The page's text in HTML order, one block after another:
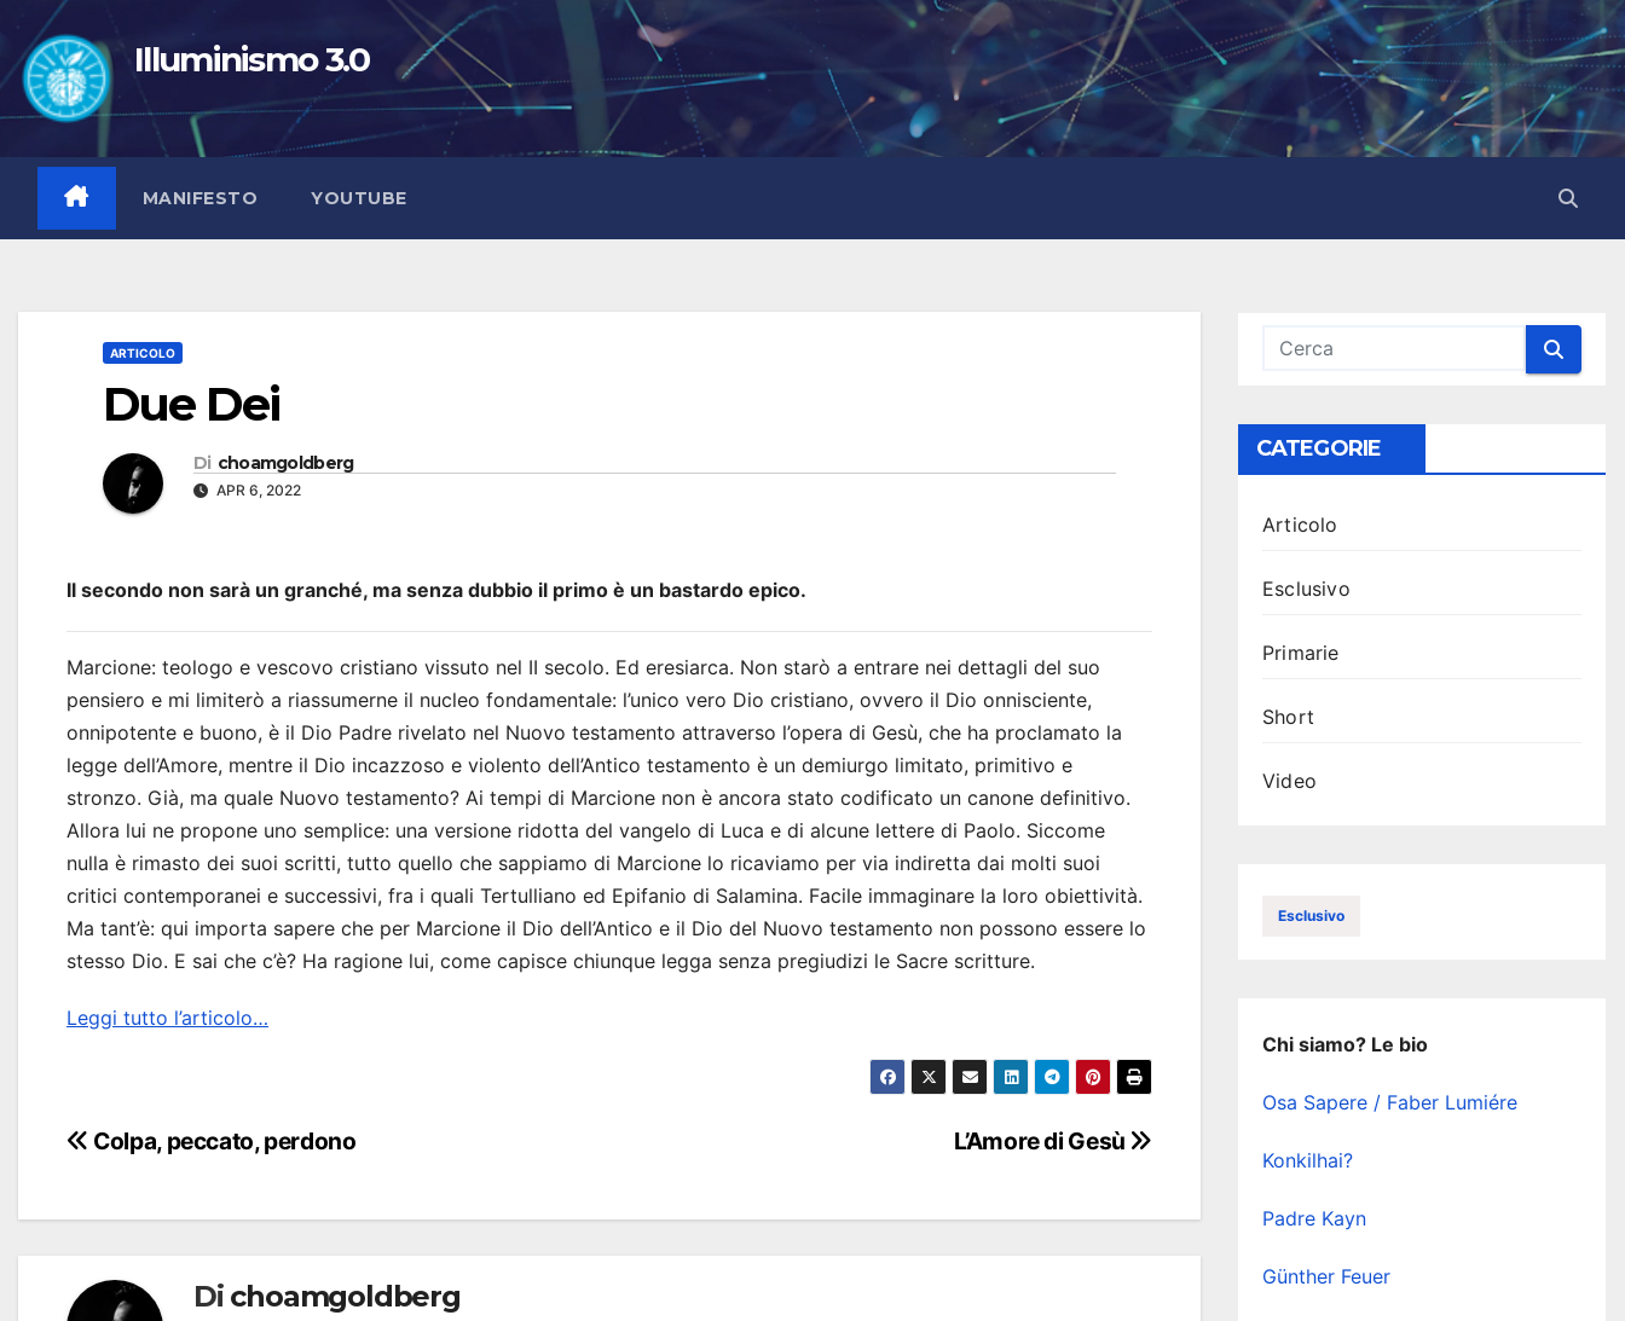
contenuto
Illuminismo 3.0
MANIFESTO YOUTUBE
ARTICOLO
Due Dei
Di choamgoldberg
APR 6, 2022
Il secondo non sarà un granché, ma senza dubbio il primo è un bastardo epico.
Marcione: teologo e vescovo cristiano vissuto nel II secolo. Ed eresiarca. Non starò a entrare nei dettagli del suo
pensiero e mi limiterò a riassumerne il nucleo fondamentale: l’unico vero Dio cristiano, ovvero il Dio onnisciente,
onnipotente e buono, è il Dio Padre rivelato nel Nuovo testamento attraverso l’opera di Gesù, che ha proclamato la
legge dell’Amore, mentre il Dio incazzoso e violento dell’Antico testamento è un demiurgo limitato, primitivo e
stronzo. Già, ma quale Nuovo testamento? Ai tempi di Marcione non è ancora stato codificato un canone definitivo.
Allora lui ne propone uno semplice: una versione ridotta del vangelo di Luca e di alcune lettere di Paolo. Siccome
nulla è rimasto dei suoi scritti, tutto quello che sappiamo di Marcione lo ricaviamo per via indiretta dai molti suoi
critici contemporanei e successivi, fra i quali Tertulliano ed Epifanio di Salamina. Facile immaginare la loro obiettività.
Ma tant’è: qui importa sapere che per Marcione il Dio dell’Antico e il Dio del Nuovo testamento non possono essere lo
stesso Dio. E sai che c’è? Ha ragione lui, come capisce chiunque legga senza pregiudizi le Sacre scritture.
Leggi tutto l’articolo…
Navigazione
L’Amore di Gesù
Colpa, peccato, perdono
Di choamgoldberg
CATEGORIE
Articolo
Esclusivo
Primarie
Short
Video
Esclusivo
Chi siamo? Le bio
Osa Sapere / Faber Lumiére
Konkilhai?
Padre Kayn
Günther Feuer